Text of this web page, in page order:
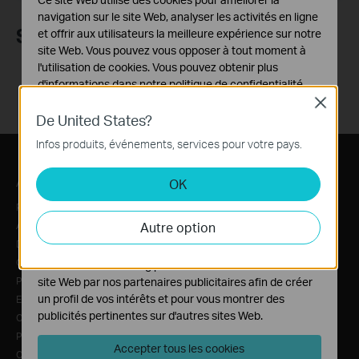
Suivez-nous
A propos de TP-Link
Profil Corporate
A propos de nous
Développement Durable
Contactez-nous
Politique de confidentialité
Emploi
Conditions d'utilisation
Politique relative aux cookies
Conformité CE
Actualité
Recommandé par la presse
Avis de sécurité
De United States?
Infos produits, événements, services pour votre pays.
OK
Autre option
Close
navigation sur le site Web, analyser les activités en ligne
et offrir aux utilisateurs la meilleure expérience sur notre
site Web. Vous pouvez vous opposer à tout moment à
l'utilisation de cookies. Vous pouvez obtenir plus
d'informations dans notrepolitique de confidentialité.
Ces cookies sont nécessaires au fonctionnement du
site Web et ne peuvent pas être désactivés dans vos
Cookies d'analyse et marketing
Les cookies d'analyse nous permettent d'analyser vos
activités sur notre site Web pour améliorer et ajuster les
fonctionnalités de notre site Web.
Les cookies marketing peuvent être définis via notre
site Web par nos partenaires publicitaires afin de créer
un profil de vos intérêts et pour vous montrer des
publicités pertinentes sur d'autres sites Web.
Accepter tous les cookies